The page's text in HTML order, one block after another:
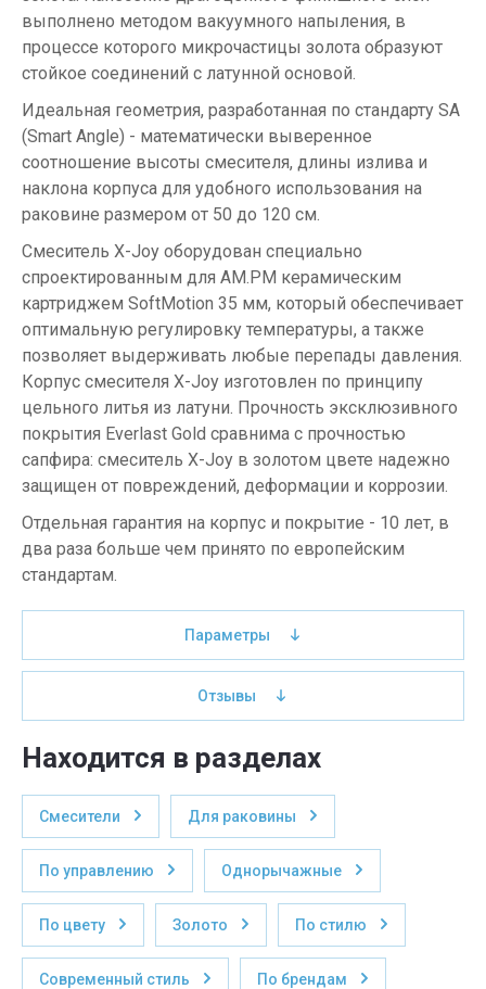
выполнено методом вакуумного напыления, в
процессе которого микрочастицы золота образуют
стойкое соединений с латунной основой.
Идеальная геометрия, разработанная по стандарту SA
(Smart Angle) - математически выверенное
соотношение высоты смесителя, длины излива и
наклона корпуса для удобного использования на
раковине размером от 50 до 120 см.
Смеситель X-Joy оборудован специально
спроектированным для AM.PM керамическим
картриджем SoftMotion 35 мм, который обеспечивает
оптимальную регулировку температуры, а также
позволяет выдерживать любые перепады давления.
Корпус смесителя X-Joy изготовлен по принципу
цельного литья из латуни. Прочность эксклюзивного
покрытия Everlast Gold сравнима с прочностью
сапфира: смеситель X-Joy в золотом цвете надежно
защищен от повреждений, деформации и коррозии.
Отдельная гарантия на корпус и покрытие - 10 лет, в
два раза больше чем принято по европейским
стандартам.
Параметры
Отзывы
Находится в разделах
Смесители Для раковины
По управлению Однорычажные
По цвету Золото По стилю
Современный стиль По брендам